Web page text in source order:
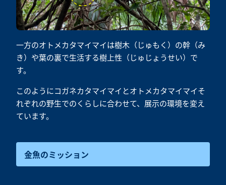
一方のオトメカタマイマイは樹木（じゅもく）の幹（み
き）や葉の裏で生活する樹上性（じゅじょうせい）で
す。
このようにコガネカタマイマイとオトメカタマイマイそ
れぞれの野生でのくらしに合わせて、展示の環境を変え
ています。
金魚のミッション